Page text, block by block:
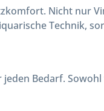
Nicht nur
Technik,
Bedarf.